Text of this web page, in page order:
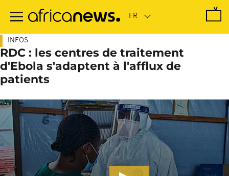
contenu
INFOS
RDC : les centres de traitement
d'Ebola s'adaptent à l'afflux de
patients